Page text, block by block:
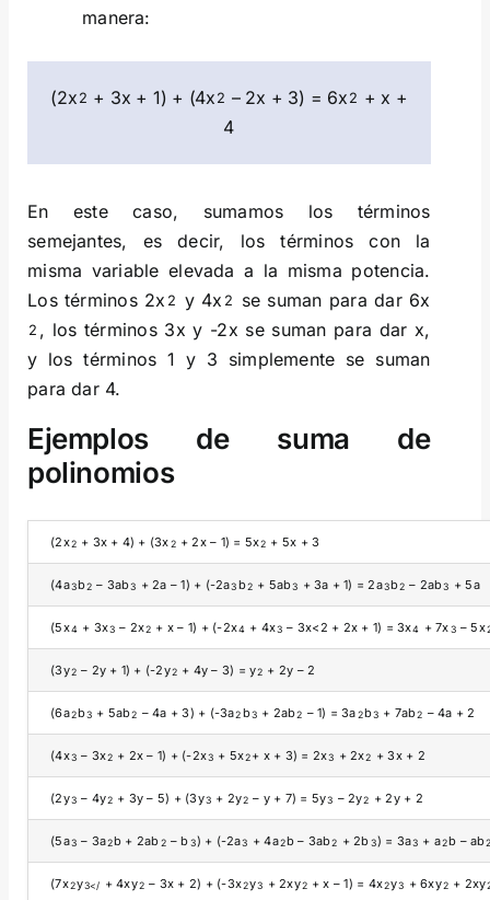
manera:
(2x 2 + 3x + 1) + (4x 2 – 2x + 3) = 6x 2 + x +
4
En este caso, sumamos los términos
semejantes, es decir, los términos con la
misma variable elevada a la misma potencia.
Los términos 2x 2 y 4x 2 se suman para dar 6x
2 , los términos 3x y -2x se suman para dar x,
y los términos 1 y 3 simplemente se suman
para dar 4.
Ejemplos de suma de
polinomios
(2x2 + 3x + 4) + (3x2 + 2x – 1) = 5x2 + 5x + 3
(4a3b2 – 3ab3 + 2a – 1) + (-2a3b2 + 5ab3 + 3a + 1) = 2a3b2 – 2ab3 + 5a
(5x4 + 3x3 – 2x2 + x – 1) + (-2x4 + 4x3 – 3x<2 + 2x + 1) = 3x4 + 7x3 – 5x
(3y2 – 2y + 1) + (-2y2 + 4y – 3) = y2 + 2y – 2
(6a2b3 + 5ab2 – 4a + 3) + (-3a2b3 + 2ab2 – 1) = 3a2b3 + 7ab2 – 4a + 2
(4x3 – 3x2 + 2x – 1) + (-2x3 + 5x2+ x + 3) = 2x3 + 2x2 + 3x + 2
(2y3 – 4y2 + 3y – 5) + (3y3 + 2y2 – y + 7) = 5y3 – 2y2 + 2y + 2
(5a3 – 3a2b + 2ab2 – b3) + (-2a3 + 4a2b – 3ab2 + 2b3) = 3a3 + a2b – ab
(7x2y3</ + 4xy2 – 3x + 2) + (-3x2y3 + 2xy2 + x – 1) = 4x2y3 + 6xy2 + 2xy